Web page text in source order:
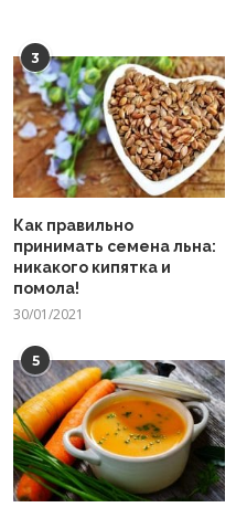
3
Как правильно
принимать семена льна:
никакого кипятка и
помола!
30/01/2021
5